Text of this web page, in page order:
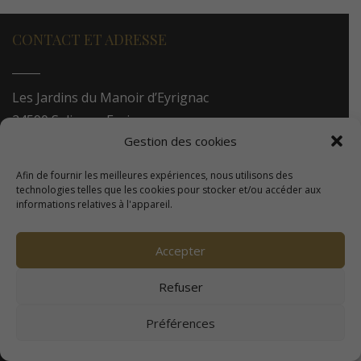
Gestion des cookies
Afin de fournir les meilleures expériences, nous utilisons des
technologies telles que les cookies pour stocker et/ou accéder aux
informations relatives à l'appareil.
Accepter
Refuser
Préférences
CONTACT ET ADRESSE
Les Jardins du Manoir d’Eyrignac
24590 Salignac-Eyvigues
Dordogne – Périgord
Téléphone : 05.53.28.99.71
Communiqués de presse